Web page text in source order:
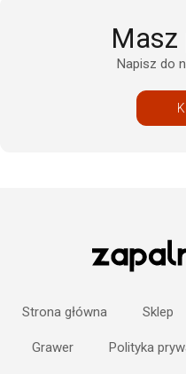
Masz
Napisz do
Strona główna Sklep
Grawer Polityka